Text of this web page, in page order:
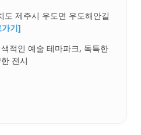
도 제주시 우도면 우도해안길
기]
적인 예술 테마파크, 독특한
전시